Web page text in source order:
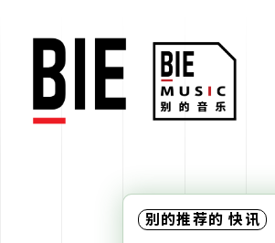
别的推荐的 快讯